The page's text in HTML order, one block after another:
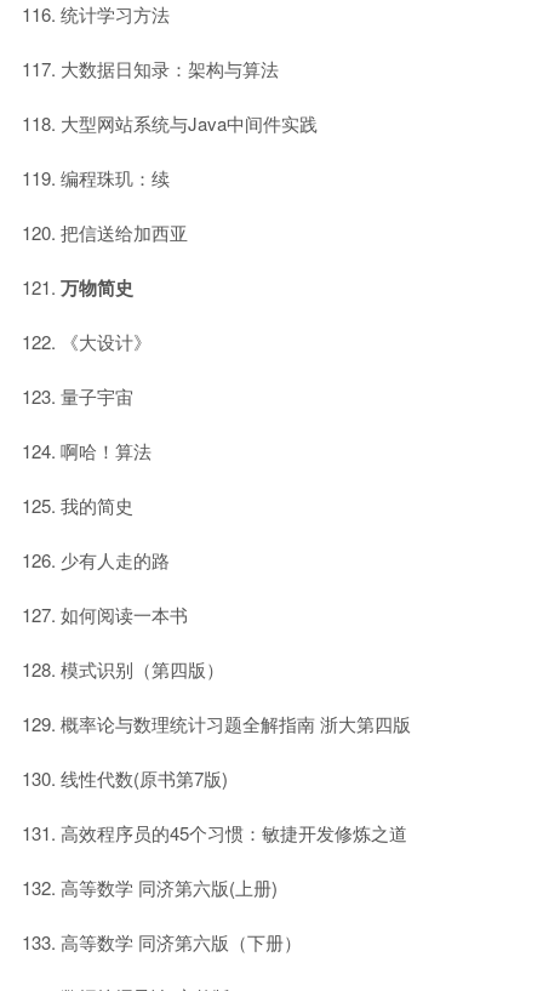
统计学习方法
大数据日知录：架构与算法
大型网站系统与Java中间件实践
编程珠玑：续
把信送给加西亚
万物简史
《大设计》
量子宇宙
啊哈！算法
我的简史
少有人走的路
如何阅读一本书
模式识别（第四版）
概率论与数理统计习题全解指南 浙大第四版
线性代数(原书第7版)
高效程序员的45个习惯：敏捷开发修炼之道
高等数学 同济第六版(上册)
高等数学 同济第六版（下册）